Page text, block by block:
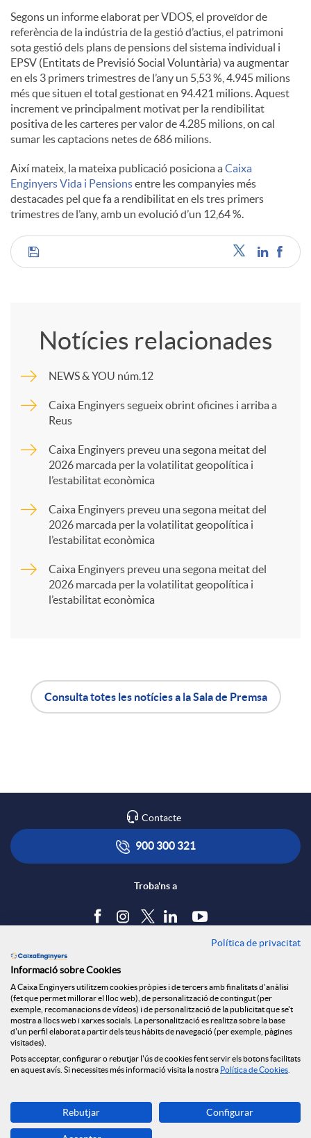
n
t
i
n
g
u
s
Segons un informe elaborat per VDOS, el proveïdor de
referència de la indústria de la gestió d’actius, el patrimoni
sota gestió dels plans de pensions del sistema individual i
EPSV (Entitats de Previsió Social Voluntària) va augmentar
en els 3 primers trimestres de l’any un 5,53 %, 4.945 milions
més que situen el total gestionat en 94.421 milions. Aquest
increment ve principalment motivat per la rendibilitat
positiva de les carteres per valor de 4.285 milions, on cal
sumar les captacions netes de 686 milions.
Així mateix, la mateixa publicació posiciona aCaixa
Enginyers Vida i Pensionsentre les companyies més
destacades pel que fa a rendibilitat en els tres primers
trimestres de l’any, amb un evolució d’un 12,64 %.
C
p
a
x
S
o
c
i
Notícies relacionades
NEWS & YOU núm.12
Caixa Enginyers segueix obrint oficines i arriba a
Reus
Caixa Enginyers preveu una segona meitat del
2026 marcada per la volatilitat geopolítica i
l’estabilitat econòmica
Caixa Enginyers preveu una segona meitat del
2026 marcada per la volatilitat geopolítica i
l’estabilitat econòmica
Caixa Enginyers preveu una segona meitat del
2026 marcada per la volatilitat geopolítica i
l’estabilitat econòmica
i
c
i
o
n
ó
a
l
a
d
Consulta totes les notícies a la Sala de Premsa
Contacte
900 300 321
Troba'ns a
Política de cookies
Avís legal
Seguretat Online
Canal denúncies
Descarrega-la ara
Banca MOBILE
Política de privacitat
Informació sobre Cookies
A Caixa Enginyers utilitzem cookies pròpies i de tercers amb finalitats d'anàlisi
(fet que permet millorar el lloc web), de personalització de contingut (per
exemple, recomanacions de vídeos) i de personalització de la publicitat que se't
mostra a llocs web i xarxes socials. La personalització es realitza sobre la base
d'un perfil elaborat a partir dels teus hàbits de navegació (per exemple, pàgines
visitades).
Pots acceptar, configurar o rebutjar l'ús de cookies fent servir els botons facilitats
en aquest avís. Si necessites més informació visita la nostra Política de Cookies
Rebutjar Configurar